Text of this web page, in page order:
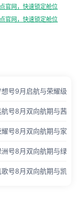
官网，快速锁定舱位
官网，快速锁定舱位
号9月启航与荣耀级Pro
号8月双向航期与茜茜
号8月双向航期与家庭
号8月双向航期与绿洲
号8月双向航期与凯歌